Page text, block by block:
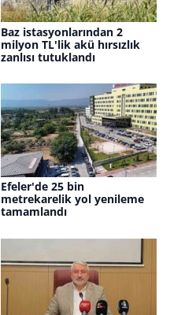
Baz istasyonlarından 2
milyon TL'lik akü hırsızlık
zanlısı tutuklandı
Efeler'de 25 bin
metrekarelik yol yenileme
tamamlandı